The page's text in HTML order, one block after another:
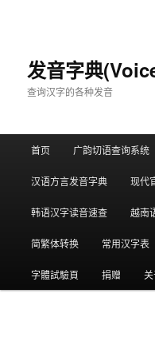
发音字典
查询汉字的各种发音
首页 广韵切语查询系统
汉语方言发音字典 现代
韩语汉字读音速查 越南
简繁体转换 常用汉字表
字體試驗頁 捐赠